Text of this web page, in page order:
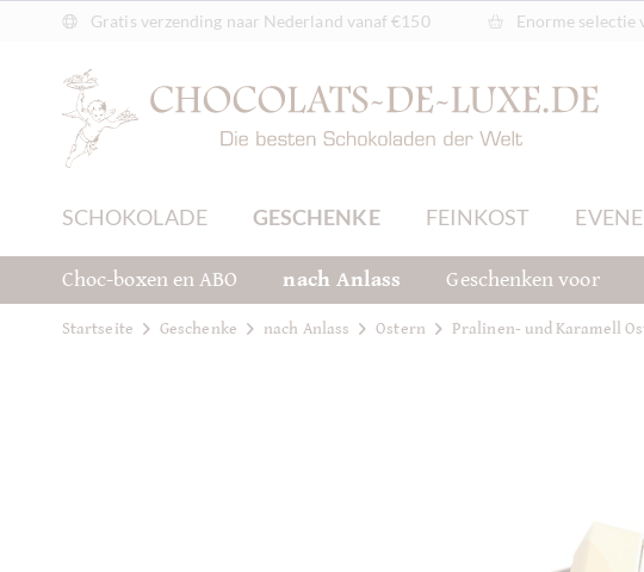
Gratis verzending naar Nederland vanaf €150 Enorme selectie
SCHOKOLADE GESCHENKE FEINKOST
Choc-boxen en ABO nach Anlass Geschenken voor
Startseite Geschenke nach Anlass Ostern Pralinen- und Karamell